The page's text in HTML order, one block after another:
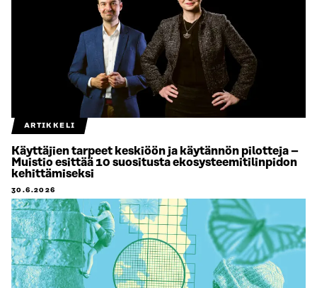
ARTIKKELI
Käyttäjien tarpeet keskiöön ja käytännön pilotteja –
Muistio esittää 10 suositusta ekosysteemitilinpidon
kehittämiseksi
30.6.2026